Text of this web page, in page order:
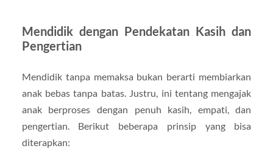
Mendidik dengan Pendekatan Kasih dan
Pengertian
Mendidik tanpa memaksa bukan berarti membiarkan
anak bebas tanpa batas. Justru, ini tentang mengajak
anak berproses dengan penuh kasih, empati, dan
pengertian. Berikut beberapa prinsip yang bisa
diterapkan: